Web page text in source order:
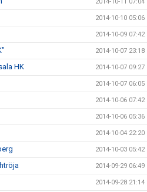
2014-10-10 05:06
2014-10-09 07:42
2014-10-07 23:18
HK 2014-10-07 09:27
2014-10-07 06:05
2014-10-06 07:42
2014-10-06 05:36
2014-10-04 22:20
2014-10-03 05:42
2014-09-29 06:49
2014-09-28 21:14